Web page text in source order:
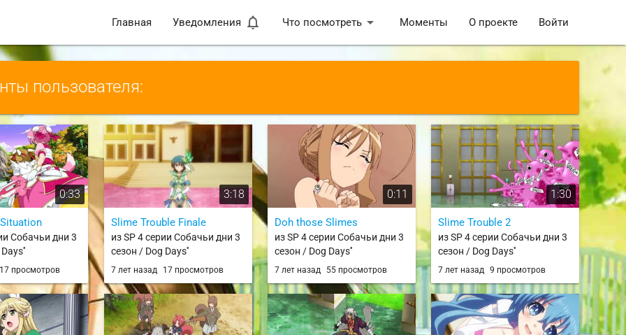
Главная Уведомления notifications_none Что посмотретьarrow_drop_down Моменты О проекте Войти
пользователя:
0:33
Собачьи дни 3
17 просмотров
3:18
Slime Trouble Finale
из SP 4 серии Собачьи дни 3
сезон / Dog Days''
7 лет назад 17 просмотров
0:11
Doh those Slimes
из SP 4 серии Собачьи дни 3
сезон / Dog Days''
7 лет назад 55 просмотров
1:30
Slime Trouble 2
из SP 4 серии Собачьи дни 3
сезон / Dog Days''
7 лет назад 9 просмотров